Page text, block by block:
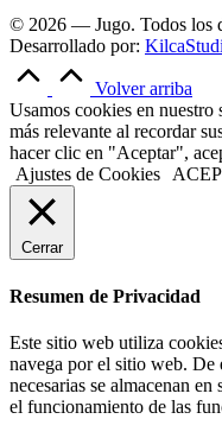
© 2026 — Jugo. Todos los
Desarrollado por:
Volver arriba
Usamos cookies en
más relevante al recordar
hacer clic en "Aceptar",
Ajustes de Cookies
Cerrar
Resumen de Privacidad
Este sitio web utiliza
navega por el sitio web. De
necesarias se almacenan
el funcionamiento de las